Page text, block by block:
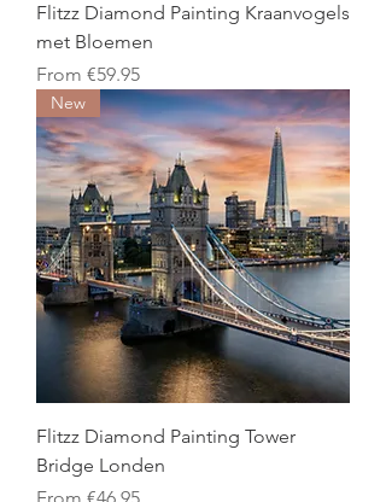
Flitzz Diamond Painting Kraanvogels
met Bloemen
From €59.95
Sale Price
New
Flitzz Diamond Painting Tower
Bridge Londen
Sale Price